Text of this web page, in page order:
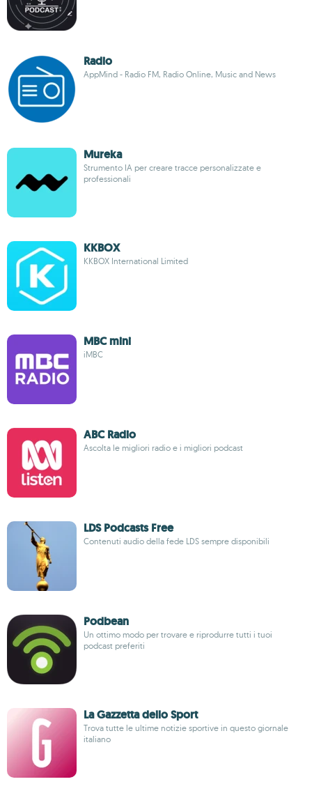
Radio
AppMind - Radio FM, Radio Online, Music and News
Mureka
Strumento IA per creare tracce personalizzate e
professionali
KKBOX
KKBOX International Limited
MBC mini
iMBC
ABC Radio
Ascolta le migliori radio e i migliori podcast
LDS Podcasts Free
Contenuti audio della fede LDS sempre disponibili
Podbean
Un ottimo modo per trovare e riprodurre tutti i tuoi
podcast preferiti
La Gazzetta dello Sport
Trova tutte le ultime notizie sportive in questo giornale
italiano